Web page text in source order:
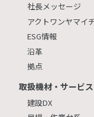
社長メッセージ
アクトワンヤマイ
ESG情報
沿革
拠点
取扱機材・サービス
建設DX